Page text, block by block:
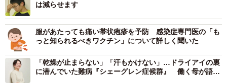
は減らせます
服があたっても痛い帯状疱疹を予防 感染症専門医の「も
っと知られるべきワクチン」について詳しく聞いた
「乾燥が止まらない」「汗もかけない」…ドライアイの裏
に潜んでいた難病『シェーグレン症候群』 働く母が語